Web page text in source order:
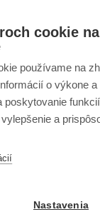
údajov
tovaru
cookie
používame na
o výkone
poskytovanie
a
Nastavenia